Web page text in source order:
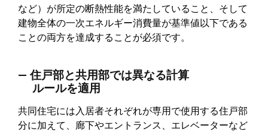
など）が所定の断熱性能を満たしていること、そして
建物全体の一次エネルギー消費量が基準値以下である
ことの両方を達成することが必須です。
― 住戸部と共用部では異なる計算
ルールを適用
共同住宅には入居者それぞれが専用で使用する住戸部
分に加えて、廊下やエントランス、エレベーターなど